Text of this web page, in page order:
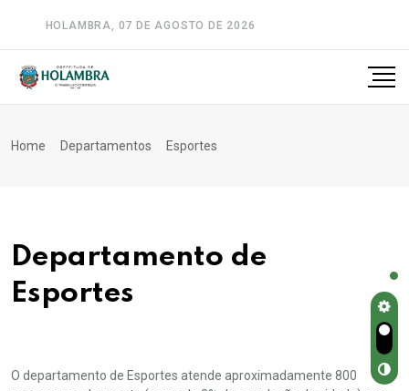
HOLAMBRA, 07 DE AGOSTO DE 2026
Home Departamentos Esportes
Departamento de
Esportes
O departamento de Esportes atende aproximadamente 800